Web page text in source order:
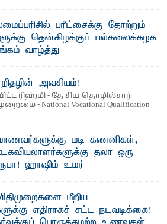
பரீட்சைக்கு தோற்றும்
தென்கிழக்குப் பல்கலைக்கழக
வாழ்த்து
அவசியம்!
ரிஹ்மி - தே சிய தொழில்சார்
- National Vocational Qualification
மடி கணனிகள்;
தலா ஒரு
ஹாஷிம் உமர்
உயர்கல்வி வாய்ப்புகளை
ஹாஷிம் உமர் பௌண்டேசனால் ...
மீறிய
எதிராகச் சட்ட நடவடிக்கை!